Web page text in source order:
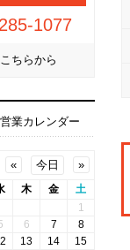
1077
ちらから
業カレンダー